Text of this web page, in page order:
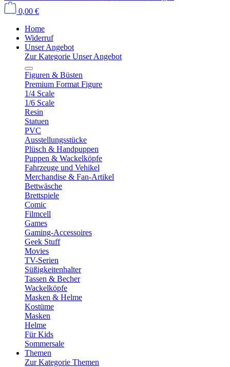
0,00 €
Home
Widerruf
Unser Angebot
Zur Kategorie Unser Angebot
Figuren & Büsten
Premium Format Figure
1/4 Scale
1/6 Scale
Resin
Statuen
PVC
Ausstellungsstücke
Plüsch & Handpuppen
Puppen & Wackelköpfe
Fahrzeuge und Vehikel
Merchandise & Fan-Artikel
Bettwäsche
Brettspiele
Comic
Filmcell
Games
Gaming-Accessoires
Geek Stuff
Movies
TV-Serien
Süßigkeitenhalter
Tassen & Becher
Wackelköpfe
Masken & Helme
Kostüme
Masken
Helme
Für Kids
Sommersale
Themen
Zur Kategorie Themen